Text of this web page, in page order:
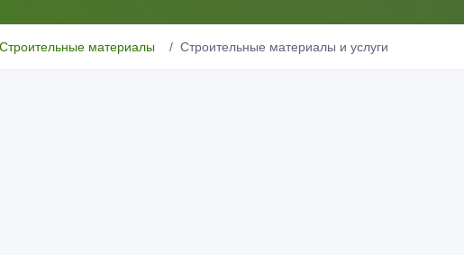
Строительные материалы Строительные материалы и услуги